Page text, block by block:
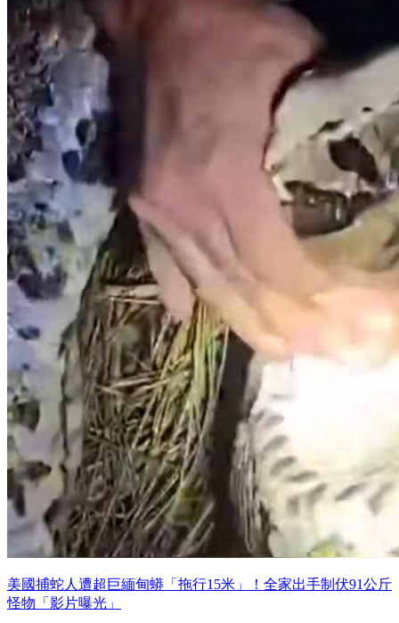
美國捕蛇人遭超巨緬甸蟒「拖行15米」！全家出手制伏91公斤
怪物「影片曝光」